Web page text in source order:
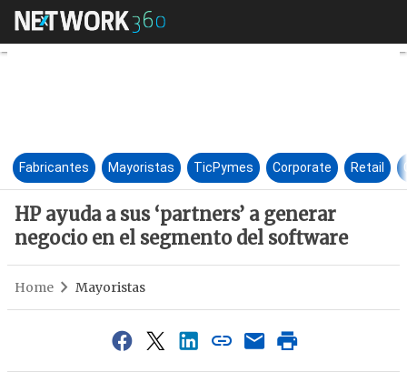
HP ayuda a sus ‘partners’ a
Fabricantes Mayoristas TicPymes Corporate Retail
HP ayuda a sus ‘partners’ a generar
negocio en el segmento del software
Home Mayoristas